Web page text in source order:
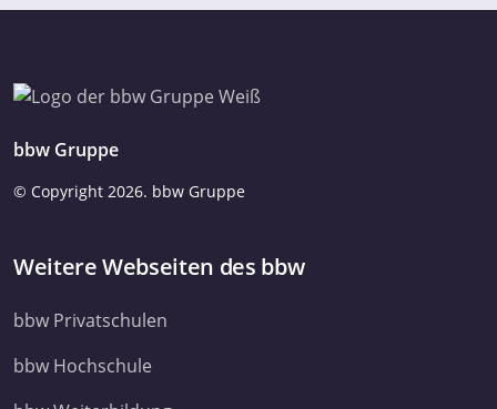
bbw Gruppe
© Copyright 2026. bbw Gruppe
Weitere Webseiten des bbw
bbw Privatschulen
bbw Hochschule